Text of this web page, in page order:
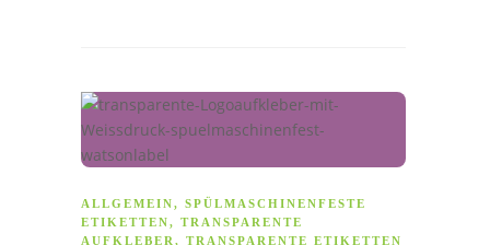
ALLGEMEIN, SPÜLMASCHINENFESTE
ETIKETTEN, TRANSPARENTE
AUFKLEBER , TRANSPARENTE ETIKETTEN